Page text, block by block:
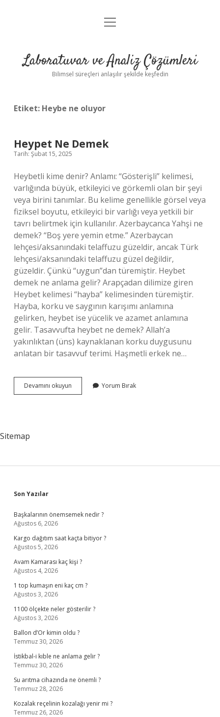
Anasayfa
Yasal Uyarı
menüyü
Laboratuvar ve Analiz Çözümleri
Bilimsel süreçleri anlaşılır şekilde keşfedin
Etiket: Heybe ne oluyor
Heypet Ne Demek
Tarih: Şubat 15, 2025
Heybetli kime denir? Anlamı: “Gösterişli” kelimesi,
varlığında büyük, etkileyici ve görkemli olan bir şeyi
veya birini tanımlar. Bu kelime genellikle görsel veya
fiziksel boyutu, etkileyici bir varlığı veya yetkili bir
tavrı belirtmek için kullanılır. Azerbaycanca Yahşi ne
demek? “Boş yere yemin etme.” Azerbaycan
lehçesi/aksanındaki telaffuzu güzeldir, ancak Türk
lehçesi/aksanındaki telaffuzu güzel değildir,
güzeldir. Çünkü “uygun”dan türemiştir. Heybet
demek ne anlama gelir? Arapçadan dilimize giren
Heybet kelimesi “hayba” kelimesinden türemiştir.
Hayba, korku ve saygının karışımı anlamına
gelirken, heybet ise yücelik ve azamet anlamına
gelir. Tasavvufta heybet ne demek? Allah’a
yakınlıktan (üns) kaynaklanan korku duygusunu
anlatan bir tasavvuf terimi. Haşmetli erkek ne…
Devamını okuyun
Ne
Yorum Bırak
Sitemap
Sidebar
Son Yazılar
Başkalarının önemsemek nedir ?
Ağustos 6, 2026
Kargo dağıtım saat kaçta bitiyor ?
Ağustos 5, 2026
Avam Kamarası kaç kişi ?
Ağustos 4, 2026
1 top kumaşın eni kaç cm ?
Ağustos 3, 2026
1100 ölçekte neler gösterilir ?
Ağustos 3, 2026
Ballon d’Or kimin oldu ?
Temmuz 30, 2026
İstikbal-i kıble ne anlama gelir ?
Temmuz 30, 2026
Su arıtma cihazında ne önemli ?
Temmuz 28, 2026
Kozalak reçelinin kozalağı yenir mi ?
Temmuz 26, 2026